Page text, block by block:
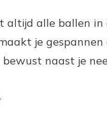
altijd alle ballen
je
naast je